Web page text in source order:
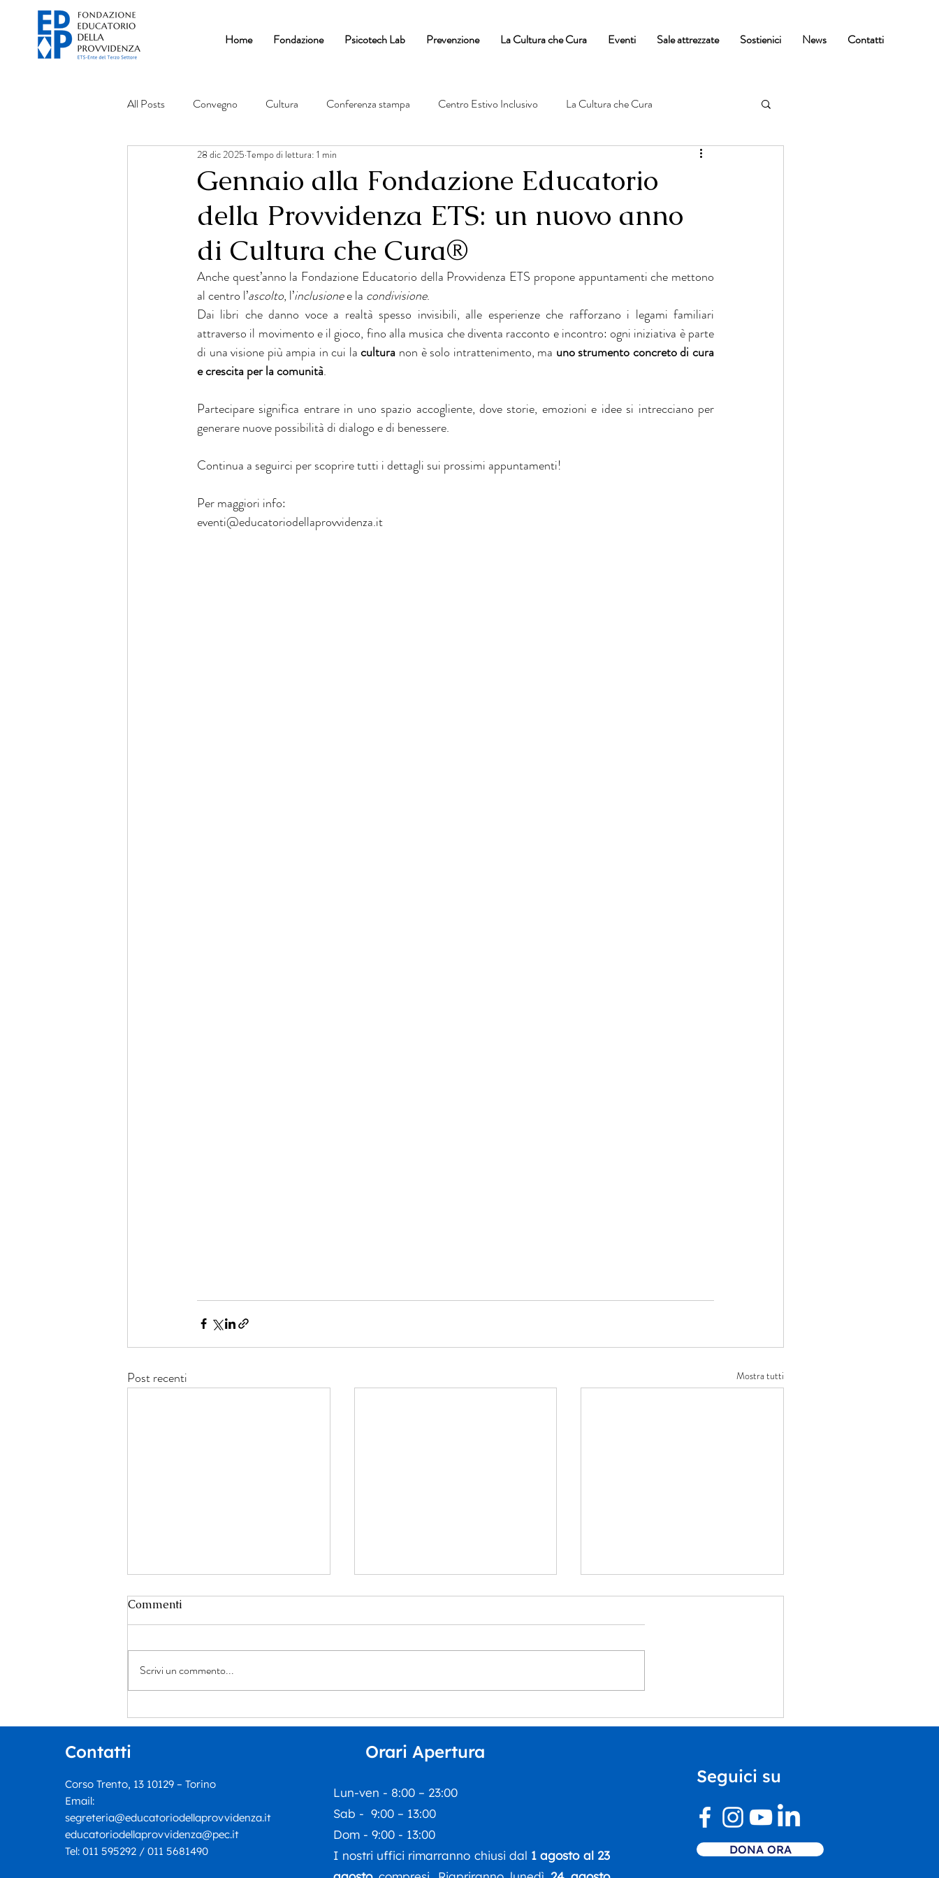
Home Fondazione Psicotech Lab Prevenzione La Cultura che Cura Eventi Sale attrezzate Sostienici News Contatti
All Posts Convegno Cultura Conferenza stampa Centro Estivo Inclusivo La Cultura che Cura
Gennaio alla Fondazione Educatorio
della Provvidenza ETS: un nuovo anno
di Cultura che Cura®
28 dic 2025 Tempo di lettura: 1 min
Anche quest’anno la Fondazione Educatorio della Provvidenza ETS propone appuntamenti che mettono
al centro l’ascolto, l’inclusione e la condivisione.
Dai libri che danno voce a realtà spesso invisibili, alle esperienze che rafforzano i legami familiari
attraverso il movimento e il gioco, fino alla musica che diventa racconto e incontro: ogni iniziativa è parte
di una visione più ampia in cui la cultura non è solo intrattenimento, ma uno strumento concreto di cura
e crescita per la comunità.
Partecipare significa entrare in uno spazio accogliente, dove storie, emozioni e idee si intrecciano per
generare nuove possibilità di dialogo e di benessere.
Continua a seguirci per scoprire tutti i dettagli sui prossimi appuntamenti!
Per maggiori info:
eventi@educatoriodellaprovvidenza.it
Post recenti Mostra tutti
narrativa e ricerca della
piccolo”
all’Auditorium Orpheus
Dipartimento Educazione
Commenti
Scrivi un commento...
Contatti
Corso Trento, 13 10129 – Torino
Email:
segreteria@educatoriodellaprovvidenza.it
educatoriodellaprovvidenza@pec.it
Tel: 011 595292 / 011 5681490
Orari Apertura
Lun-ven - 8:00 – 23:00
Sab - 9:00 – 13:00
Dom - 9:00 - 13:00
I nostri uffici rimarranno chiusi dal 1 agosto al 23
Seguici su
DONA ORA